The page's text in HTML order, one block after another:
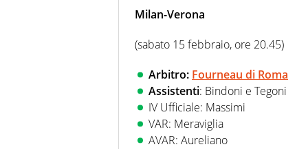
Milan-Verona
(sabato 15 febbraio, ore 20.45)
Arbitro: Fourneau di Roma
Assistenti: Bindoni e Tegoni
IV Ufficiale: Massimi
VAR: Meraviglia
AVAR: Aureliano